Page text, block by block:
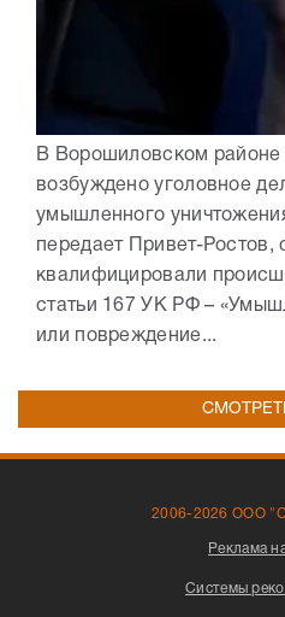
В Ворошиловском
возбуждено уголовное
умышленного
передает Привет-Ростов,
квалифицировали
статьи 167 УК РФ –
или повреждение...
2006-2026 ООО
Реклама
Системы